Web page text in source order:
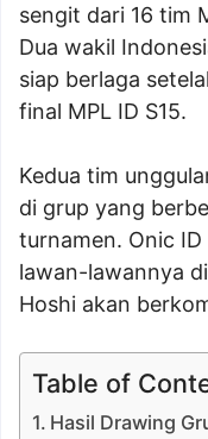
sengit dari 16 tim
Dua wakil
siap berlaga
final MPL ID S15.
Kedua tim
di grup yang
turnamen. Onic
lawan-lawannya
Hoshi akan
Table of
Hasil Drawing